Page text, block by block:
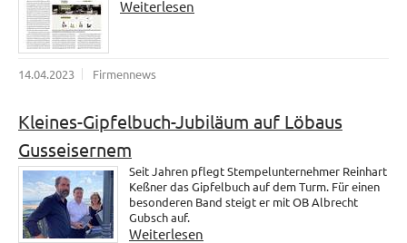
Weiterlesen
14.04.2023 Firmennews
Kleines-Gipfelbuch-Jubiläum auf Löbaus
Gusseisernem
Seit Jahren pflegt Stempelunternehmer Reinhart
Keßner das Gipfelbuch auf dem Turm. Für einen
besonderen Band steigt er mit OB Albrecht
Gubsch auf.
Weiterlesen